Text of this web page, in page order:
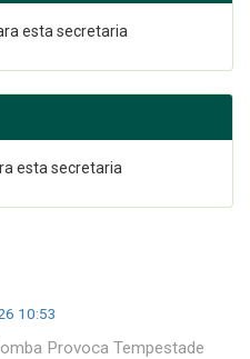
esta secretaria
esta secretaria
10:53
Provoca Tempestade